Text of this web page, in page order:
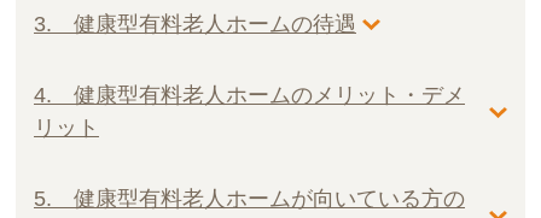
3. 健康型有料老人ホームの待遇
4. 健康型有料老人ホームのメリット・デメ
リット
5. 健康型有料老人ホームが向いている方の